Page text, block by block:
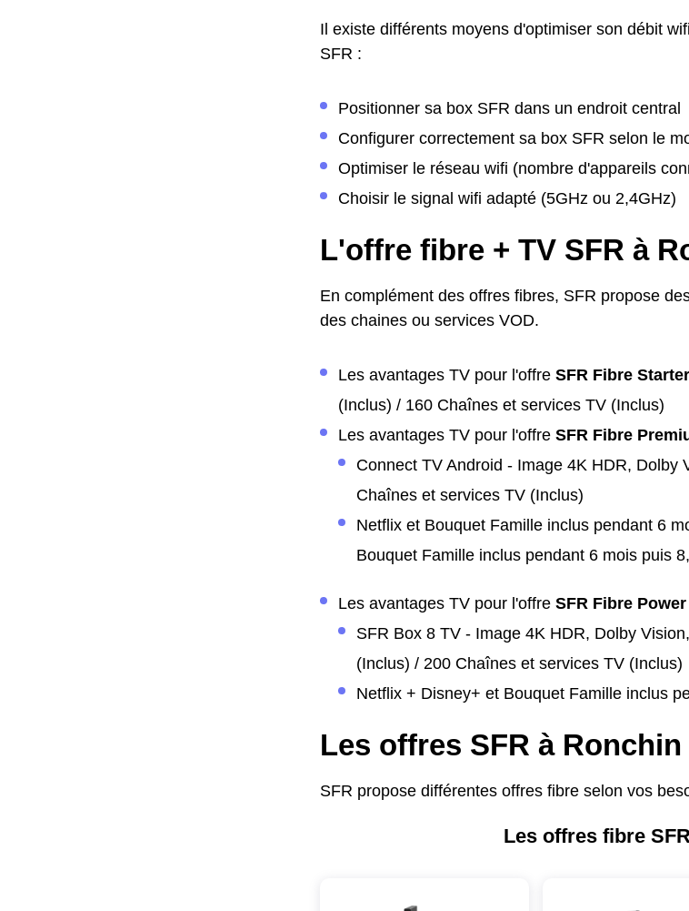
Il existe différents moyens d'optimiser son débit
SFR :
Positionner sa box SFR dans un endroit central
Configurer correctement sa box SFR selon le
Optimiser le réseau wifi (nombre d'appareils
Choisir le signal wifi adapté (5GHz ou 2,4GHz)
L'offre fibre + TV SFR à
En complément des offres fibres, SFR propose
des chaines ou services VOD.
Les avantages TV pour l'offre SFR Fibre Starter
(Inclus) / 160 Chaînes et services TV (Inclus)
Les avantages TV pour l'offre SFR Fibre
Connect TV Android - Image 4K HDR, Dolby
Chaînes et services TV (Inclus)
Netflix et Bouquet Famille inclus pendant 6
Bouquet Famille inclus pendant 6 mois puis
Les avantages TV pour l'offre SFR Fibre Power
SFR Box 8 TV - Image 4K HDR, Dolby
(Inclus) / 200 Chaînes et services TV (Inclus)
Netflix + Disney+ et Bouquet Famille inclus
Les offres SFR à
SFR propose différentes offres fibre selon vos